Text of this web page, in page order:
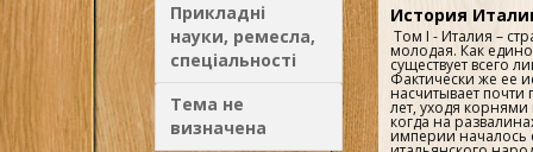
Прикладні
науки, ремесла,
спеціальності
Тема не
визначена
История
Том I - Италия –
молодая. Как
существует всего
Фактически же ее
насчитывает почти
лет, уходя корнями
когда на
империи началось